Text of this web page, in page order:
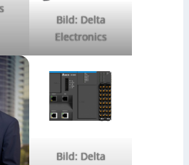
Bild: Delta
Electronics
Bild: Delta